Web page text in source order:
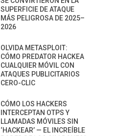
SUPERFICIE DE ATAQUE
MÁS PELIGROSA DE 2025–
2026
OLVIDA METASPLOIT:
CÓMO PREDATOR HACKEA
CUALQUIER MÓVIL CON
ATAQUES PUBLICITARIOS
CERO-CLIC
CÓMO LOS HACKERS
INTERCEPTAN OTPS Y
LLAMADAS MÓVILES SIN
‘HACKEAR’ — EL INCREÍBLE